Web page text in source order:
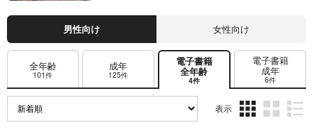
男性向け 女性向け
全年齢
101件
成年
125件
電子書籍
全年齢
4件
電子書籍
成年
6件
表示